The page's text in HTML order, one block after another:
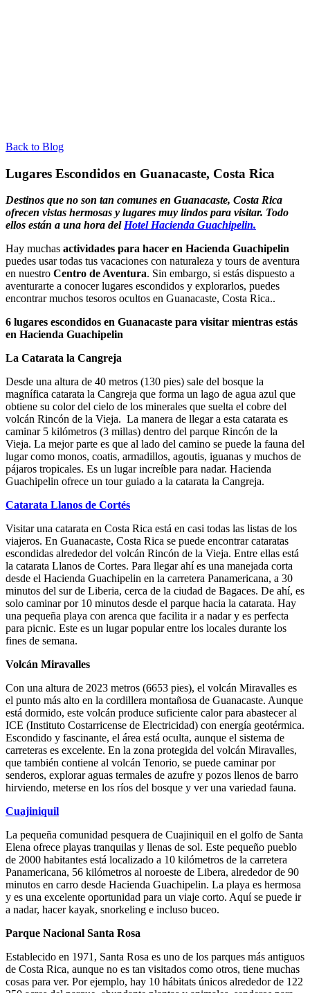
Back to Blog
Lugares Escondidos en Guanacaste, Costa Rica
Destinos que no son tan comunes en Guanacaste, Costa Rica
ofrecen vistas hermosas y lugares muy lindos para visitar. Todo
ellos están a una hora delHotel Hacienda Guachipelin.
Hay muchas actividades para hacer en Hacienda Guachipelin
puedes usar todas tus vacaciones con naturaleza y tours de aventura
en nuestro Centro de Aventura. Sin embargo, si estás dispuesto a
aventurarte a conocer lugares escondidos y explorarlos, puedes
encontrar muchos tesoros ocultos en Guanacaste, Costa Rica..
6 lugares escondidos en Guanacaste para visitar mientras estás
en Hacienda Guachipelin
La Catarata la Cangreja
Desde una altura de 40 metros (130 pies) sale del bosque la
magnífica catarata la Cangreja que forma un lago de agua azul que
obtiene su color del cielo de los minerales que suelta el cobre del
volcán Rincón de la Vieja. La manera de llegar a esta catarata es
caminar 5 kilómetros (3 millas) dentro del parque Rincón de la
Vieja. La mejor parte es que al lado del camino se puede la fauna del
lugar como monos, coatis, armadillos, agoutis, iguanas y muchos de
pájaros tropicales. Es un lugar increíble para nadar. Hacienda
Guachipelin ofrece un tour guiado a la catarata la Cangreja.
Catarata Llanos de Cortés
Visitar una catarata en Costa Rica está en casi todas las listas de los
viajeros. En Guanacaste, Costa Rica se puede encontrar cataratas
escondidas alrededor del volcán Rincón de la Vieja. Entre ellas está
la catarata Llanos de Cortes. Para llegar ahí es una manejada corta
desde el Hacienda Guachipelin en la carretera Panamericana, a 30
minutos del sur de Liberia, cerca de la ciudad de Bagaces. De ahí, es
solo caminar por 10 minutos desde el parque hacia la catarata. Hay
una pequeña playa con arenca que facilita ir a nadar y es perfecta
para picnic. Este es un lugar popular entre los locales durante los
fines de semana.
Volcán Miravalles
Con una altura de 2023 metros (6653 pies), el volcán Miravalles es
el punto más alto en la cordillera montañosa de Guanacaste. Aunque
está dormido, este volcán produce suficiente calor para abastecer al
ICE (Instituto Costarricense de Electricidad) con energía geotérmica.
Escondido y fascinante, el área está oculta, aunque el sistema de
carreteras es excelente. En la zona protegida del volcán Miravalles,
que también contiene al volcán Tenorio, se puede caminar por
senderos, explorar aguas termales de azufre y pozos llenos de barro
hirviendo, meterse en los ríos del bosque y ver una variedad fauna.
Cuajiniquil
La pequeña comunidad pesquera de Cuajiniquil en el golfo de Santa
Elena ofrece playas tranquilas y llenas de sol. Este pequeño pueblo
de 2000 habitantes está localizado a 10 kilómetros de la carretera
Panamericana, 56 kilómetros al noroeste de Libera, alrededor de 90
minutos en carro desde Hacienda Guachipelin. La playa es hermosa
y es una excelente oportunidad para un viaje corto. Aquí se puede ir
a nadar, hacer kayak, snorkeling e incluso buceo.
Parque Nacional Santa Rosa
Establecido en 1971, Santa Rosa es uno de los parques más antiguos
de Costa Rica, aunque no es tan visitados como otros, tiene muchas
cosas para ver. Por ejemplo, hay 10 hábitats únicos alrededor de 122